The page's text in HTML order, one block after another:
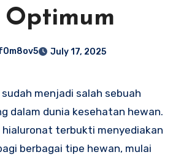
Optimum
July 17, 2025
dalam dunia kesehatan hewan.
hialuronat terbukti menyediakan
berbagai tipe hewan, mulai